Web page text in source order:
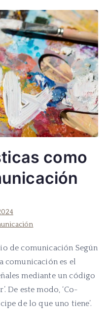
como
de comunicación Según
comunicación es el
mediante un código
De este modo, ‘Co-
de lo que uno tiene’.